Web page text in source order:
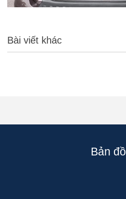
Bài viết khác
Bản đồ